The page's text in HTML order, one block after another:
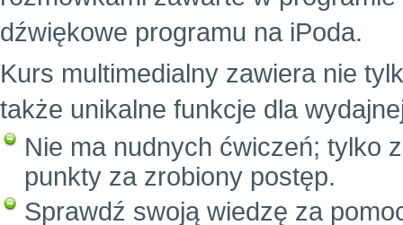
dźwiękowe programu na iPoda.
Kurs multimedialny zawiera nie
także unikalne funkcje dla
Nie ma nudnych ćwiczeń; tylko
punkty za zrobiony postęp.
Sprawdź swoją wiedzę za